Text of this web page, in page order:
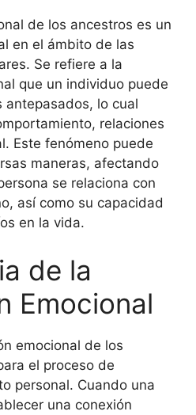
de los ancestros es un
en el ámbito de las
Se refiere a la
que un individuo puede
antepasados, lo cual
relaciones
Este fenómeno puede
maneras, afectando
se relaciona con
así como su capacidad
en la vida.
de la
Emocional
emocional de los
el proceso de
personal. Cuando una
una conexión